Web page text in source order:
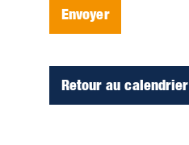
Envoyer
Retour au calendrier